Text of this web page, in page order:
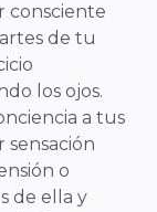
consciente
de tu
los ojos.
a tus
sensación
o
de ella y